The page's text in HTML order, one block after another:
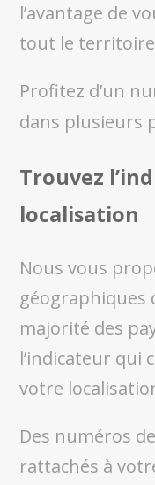
l’avantage de
tout le
Profitez d’un
dans plusieurs
Trouvez
localisation
Nous vous
géographiques
majorité des
l’indicateur qui
votre
Des numéros
rattachés à